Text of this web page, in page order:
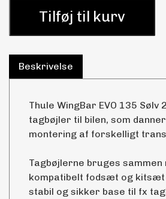
Tilføj til kurv
Beskrivelse
Thule WingBar EVO 135 Sølv
tagbøjler til bilen, som
montering af forskelligt
Tagbøjlerne bruges sammen
kompatibelt fodsæt og kitsæt
stabil og sikker base til fx